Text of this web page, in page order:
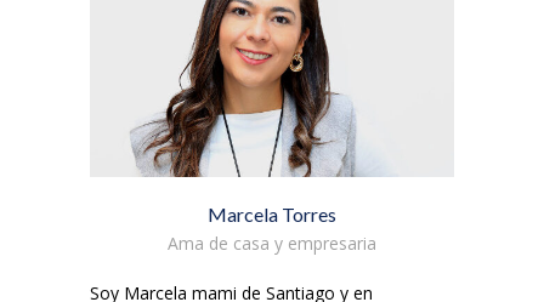
Marcela Torres
Ama de casa y empresaria
Soy Marcela mami de Santiago y en